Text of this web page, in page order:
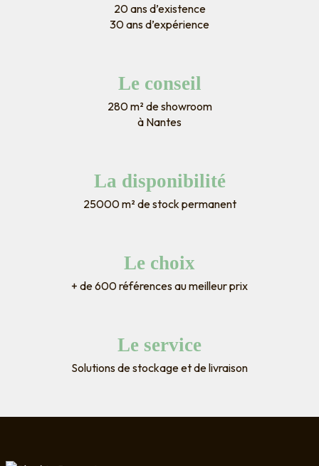
20 ans d’existence
30 ans d’expérience
Le conseil
280 m² de showroom
à Nantes
La disponibilité
25000 m² de stock permanent
Le choix
+ de 600 références au meilleur prix
Le service
Solutions de stockage et de livraison